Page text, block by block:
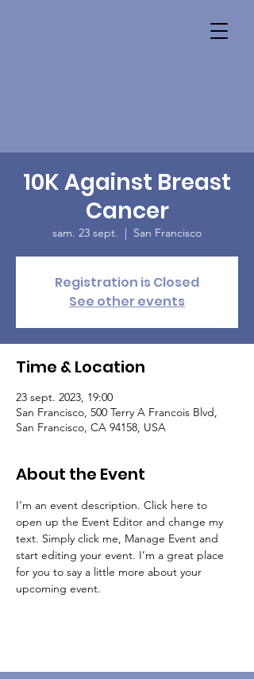
10K Against Breast
Cancer
sam. 23 sept.
  |
San Francisco
Registration is Closed
See other events
Time & Location
23 sept. 2023, 19:00
San Francisco, 500 Terry A Francois Blvd,
San Francisco, CA 94158, USA
About the Event
I’m an event description. Click here to
open up the Event Editor and change my
text. Simply click me, Manage Event and
start editing your event. I’m a great place
for you to say a little more about your
upcoming event.